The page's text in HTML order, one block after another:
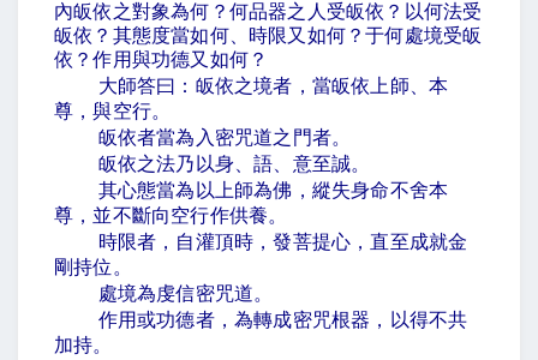
內皈依之對象為何？何品器之人受皈依？以何法受
皈依？其態度當如何、時限又如何？于何處境受皈
依？作用與功德又如何？
大師答曰：皈依之境者，當皈依上師、本
尊，與空行。
皈依者當為入密咒道之門者。
皈依之法乃以身、語、意至誠。
其心態當為以上師為佛，縱失身命不舍本
尊，並不斷向空行作供養。
時限者，自灌頂時，發菩提心，直至成就金
剛持位。
處境為虔信密咒道。
作用或功德者，為轉成密咒根器，以得不共
加持。